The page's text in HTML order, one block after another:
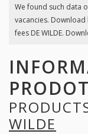
We found such data
vacancies.
fees DE WILDE.
WILDE